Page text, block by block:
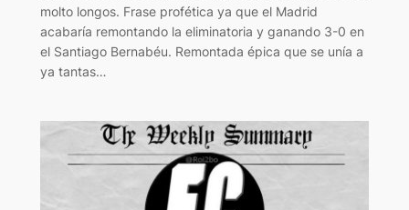
molto longos. Frase profética ya que el Madrid
acabaría remontando la eliminatoria y ganando 3-0 en
el Santiago Bernabéu. Remontada épica que se unía a
ya tantas…